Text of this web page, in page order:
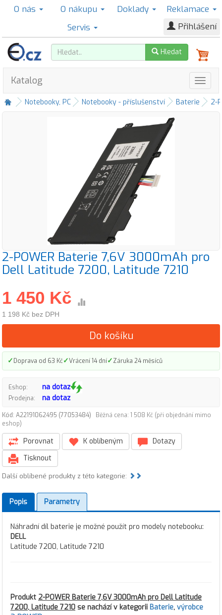
O nás O nákupu Doklady
Reklamace
Servis
Přihlášení
Hledat
Katalog
Notebooky, PC Notebooky - příslušenství Baterie 2-
2-POWER Baterie 7,6V 3000mAh pro
Dell Latitude 7200, Latitude 7210
1 450 Kč
1 198 Kč bez DPH
Do košíku
✓Doprava od 63 Kč✓Vrácení 14 dní✓Záruka 24 měsíců
Eshop: na dotaz
Prodejna: na dotaz
Kód: A22191062495 (77053484)
Běžná cena: 1 508 Kč (při objednání mimo
eshop)
Porovnat K oblíbeným
Dotazy
Tisknout
Další oblíbené produkty z této kategorie:
Popis Parametry
Náhradní díl baterie je možné použít pro modely notebooku:
DELL
Latitude 7200, Latitude 7210
Produkt 2-POWER Baterie 7,6V 3000mAh pro Dell Latitude
7200, Latitude 7210 se nachází v kategorii Baterie, výrobce